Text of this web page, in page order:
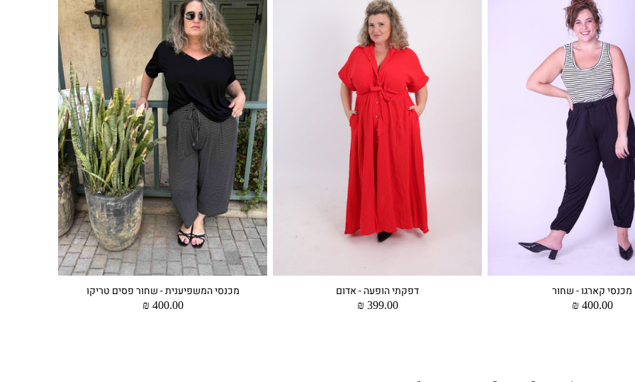
מכנסי קארגו - שחור
מחיר
400.00 ₪
דפקתי הופעה - אדום
מחיר
399.00 ₪
מכנסי המשפיענית - שחור פסים טריקו
מחיר
400.00 ₪